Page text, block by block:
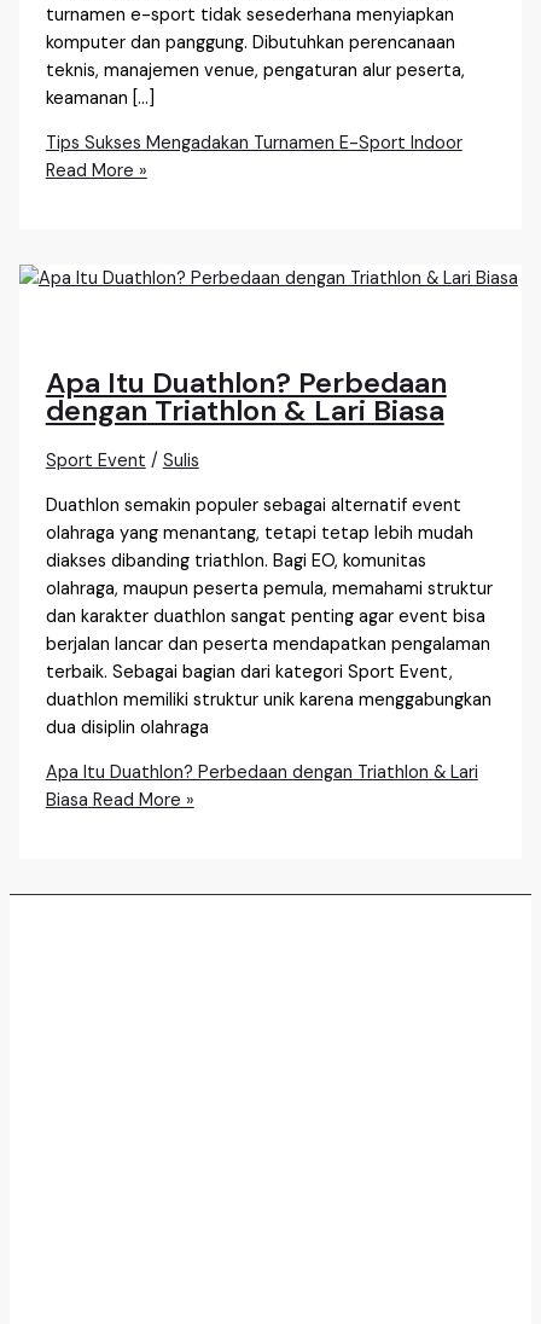
turnamen e-sport tidak sesederhana menyiapkan
komputer dan panggung. Dibutuhkan perencanaan
teknis, manajemen venue, pengaturan alur peserta,
keamanan […]
Tips Sukses Mengadakan Turnamen E-Sport Indoor
Read More »
Apa Itu Duathlon? Perbedaan
dengan Triathlon & Lari Biasa
Sport Event / Sulis
Duathlon semakin populer sebagai alternatif event
olahraga yang menantang, tetapi tetap lebih mudah
diakses dibanding triathlon. Bagi EO, komunitas
olahraga, maupun peserta pemula, memahami struktur
dan karakter duathlon sangat penting agar event bisa
berjalan lancar dan peserta mendapatkan pengalaman
terbaik. Sebagai bagian dari kategori Sport Event,
duathlon memiliki struktur unik karena menggabungkan
dua disiplin olahraga
Apa Itu Duathlon? Perbedaan dengan Triathlon & Lari
Biasa Read More »